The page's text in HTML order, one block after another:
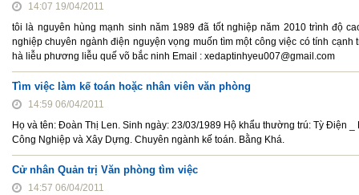
14:07 19/04/2011
tôi là nguyên hùng mạnh sinh năm 1989 đã tốt nghiệp năm 2010 trình độ
nghiệp chuyên ngành điện nguyện vọng muốn tìm một công việc có tính
hà liễu phương liễu quế võ bắc ninh Email : xedaptinhyeu007@gmail.com
Tìm việc làm kế toán hoặc nhân viên văn phòng
14:59 06/04/2011
Họ và tên: Đoàn Thị Len. Sinh ngày: 23/03/1989 Hộ khẩu thường trú: Tỳ Điện
Công Nghiệp và Xây Dựng. Chuyên ngành kế toán. Bằng Khá.
Cử nhân Quản trị Văn phòng tìm việc
14:57 06/04/2011